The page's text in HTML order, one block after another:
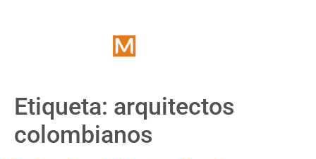
Etiqueta: arquitectos
colombianos